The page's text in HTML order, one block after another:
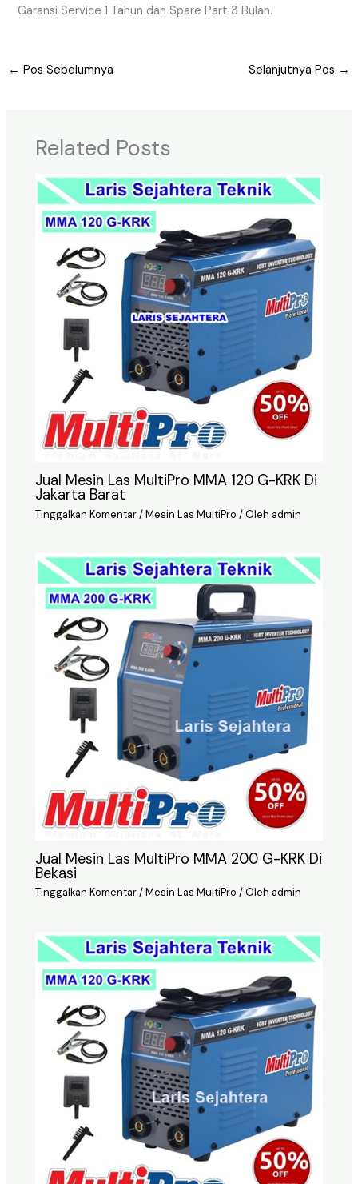
Garansi Service 1 Tahun dan Spare Part 3 Bulan.
← Pos Sebelumnya Selanjutnya Pos →
Related Posts
Jual Mesin Las MultiPro MMA 120 G-KRK Di
Jakarta Barat
Tinggalkan Komentar/Mesin Las MultiPro / Oleh admin
Jual Mesin Las MultiPro MMA 200 G-KRK Di
Bekasi
Tinggalkan Komentar/Mesin Las MultiPro / Oleh admin